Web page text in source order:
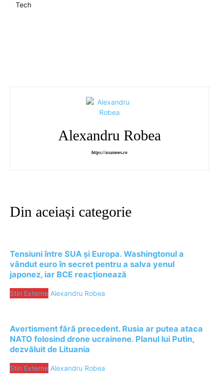
Tech
Alexandru Robea
https://axanews.ro
Din aceiași categorie
Tensiuni între SUA și Europa. Washingtonul a
vândut euro în secret pentru a salva yenul
japonez, iar BCE reacționează
Stiri Externe Alexandru Robea
Avertisment fără precedent. Rusia ar putea ataca
NATO folosind drone ucrainene. Planul lui Putin,
dezvăluit de Lituania
Stiri Externe Alexandru Robea